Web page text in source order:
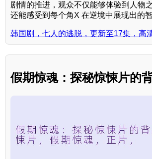
剧情的推进，观众不仅能够体验到人物
还能感受到每个角X 在逆境中展现出的智
韩国剧，七人的逃脱，更新至17集，高
假期惊魂：探秘惊悚片的